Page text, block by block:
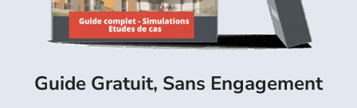
Guide Gratuit, Sans Engagement